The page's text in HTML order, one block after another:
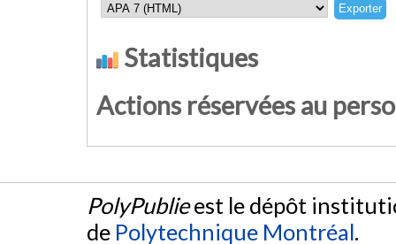
Statistiques
Actions réservées au
PolyPublieest le dépôt
de Polytechnique Montréal.